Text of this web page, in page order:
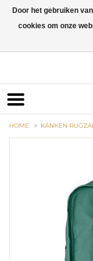
HOME KÅNKEN
Door het gebruiken
cookies om onze